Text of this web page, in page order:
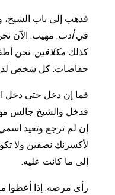
فذهب إلى باب الشيخ،
فيأدب, مهيب. الآن
كذلك مكلافين. نحن
حفاضات. كل شخص
فما إن دخل حتى دخل
فدخل والشيخ جالس
إن لم ترجع وتعيد
لأكسرنك نصفين ولا
إلى ما كانت عليه.
رأى مرضه. إذا أعطوا